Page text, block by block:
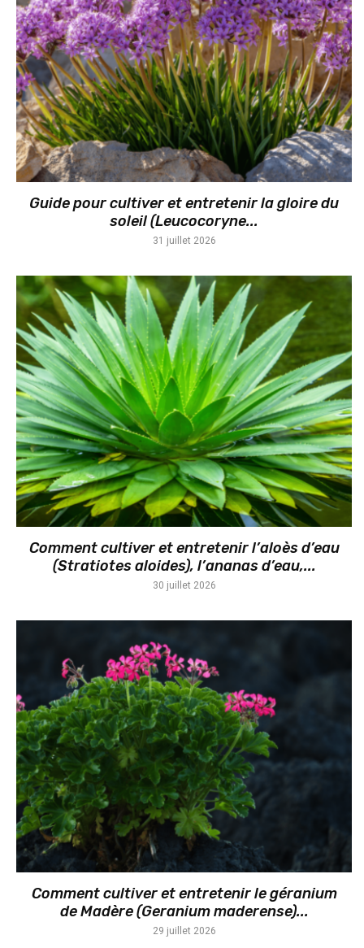
Guide pour cultiver et entretenir la gloire du
soleil (Leucocoryne...
31 juillet 2026
Comment cultiver et entretenir l’aloès d’eau
(Stratiotes aloides), l’ananas d’eau,...
30 juillet 2026
Comment cultiver et entretenir le géranium
de Madère (Geranium maderense)...
29 juillet 2026